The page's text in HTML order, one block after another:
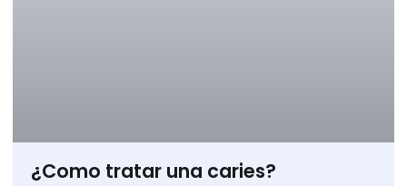
¿Como tratar una caries?